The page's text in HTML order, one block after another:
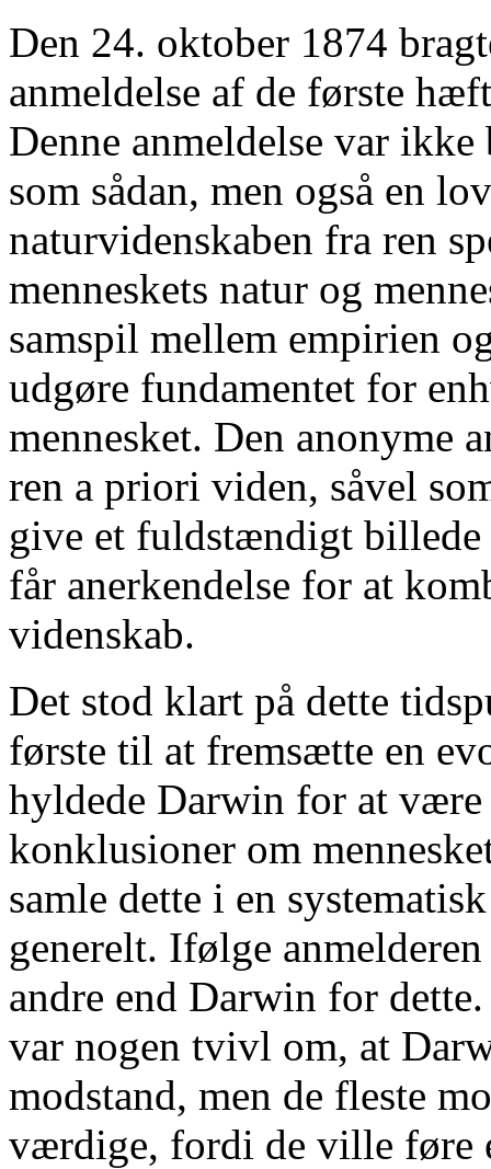
Den 24. oktober 1874
anmeldelse af de første
Denne anmeldelse var
som sådan, men også en
naturvidenskaben fra ren
menneskets natur og
samspil mellem empirien
udgøre fundamentet for
mennesket. Den anonyme
ren a priori viden, såvel
give et fuldstændigt
får anerkendelse for at
videnskab.
Det stod klart på dette
første til at fremsætte en
hyldede Darwin for at
konklusioner om
samle dette i en
generelt. Ifølge
andre end Darwin for
var nogen tvivl om, at
modstand, men de fleste
værdige, fordi de ville føre